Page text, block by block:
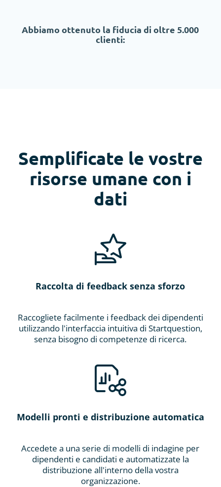
Abbiamo ottenuto la fiducia di oltre 5.000
clienti:
Semplificate le vostre
risorse umane con i
dati
Raccolta di feedback senza sforzo
Raccogliete facilmente i feedback dei dipendenti
utilizzando l'interfaccia intuitiva di Startquestion,
senza bisogno di competenze di ricerca.
Modelli pronti e distribuzione automatica
Accedete a una serie di modelli di indagine per
dipendenti e candidati e automatizzate la
distribuzione all'interno della vostra
organizzazione.